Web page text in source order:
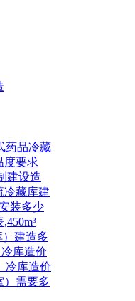
药品冷藏
度要求
建设造
冷藏库建
装多少
建造多
库造价
冷库造价
）需要多